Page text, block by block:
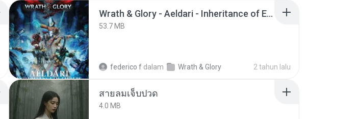
Wrath & Glory - Aeldari - Inheritance of Embers.pdf
53.7 MB
federico f dalam Wrath & Glory 2 tahun lalu
สายลมเจ็บปวด
4.0 MB